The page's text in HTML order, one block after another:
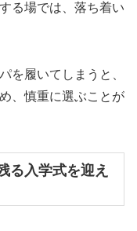
る場では、落ち着い
を履いてしまうと、
、慎重に選ぶことが
る入学式を迎え